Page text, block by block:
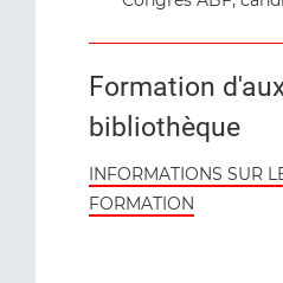
Formation
bibliothèque
INFORMATIONS SUR
FORMATION